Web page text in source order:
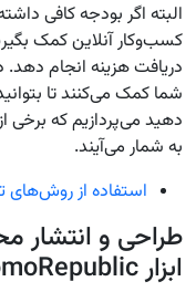
البته اگر بودجه کافی
کسب‌وکار آنلاین کمک
دریافت هزینه انجام دهد.
شما کمک می‌کنند تا
دهید می‌پردازیم که برخی
به شمار می‌آیند.
استفاده از روش‌های
طراحی و انتشار
ابزار PromoRepublic